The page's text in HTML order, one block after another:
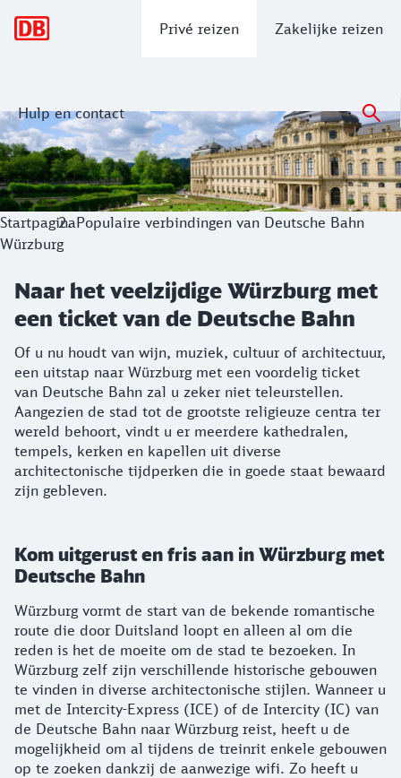
Privé reizen Zakelijke reizen
Hulp en contact
Naar het veelzijdige Würzburg met
Of u nu houdt van wijn, muziek, cultuur of architectuur,
StartpaginaPopulaire verbindingen van Deutsche Bahn
Würzburg
Naar het veelzijdige Würzburg met
een ticket van de Deutsche Bahn
Of u nu houdt van wijn, muziek, cultuur of architectuur,
een uitstap naar Würzburg met een voordelig ticket
van Deutsche Bahn zal u zeker niet teleurstellen.
Aangezien de stad tot de grootste religieuze centra ter
wereld behoort, vindt u er meerdere kathedralen,
tempels, kerken en kapellen uit diverse
architectonische tijdperken die in goede staat bewaard
zijn gebleven.
Kom uitgerust en fris aan in Würzburg met
Deutsche Bahn
Würzburg vormt de start van de bekende romantische
route die door Duitsland loopt en alleen al om die
reden is het de moeite om de stad te bezoeken. In
Würzburg zelf zijn verschillende historische gebouwen
te vinden in diverse architectonische stijlen. Wanneer u
met de Intercity-Express (ICE) of de Intercity (IC) van
de Deutsche Bahn naar Würzburg reist, heeft u de
mogelijkheid om al tijdens de treinrit enkele gebouwen
op te zoeken dankzij de aanwezige wifi. Zo heeft u